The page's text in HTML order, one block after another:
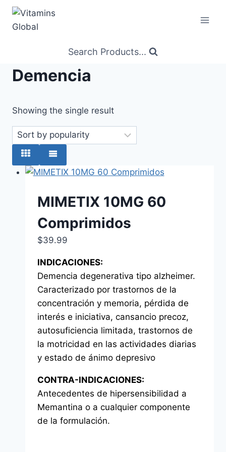
Skip
content
Search Products...
Demencia
Showing the single result
MIMETIX 10MG 60
Comprimidos
$39.99
INDICACIONES:
Demencia degenerativa tipo alzheimer.
Caracterizado por trastornos de la
concentración y memoria, pérdida de
interés e iniciativa, cansancio precoz,
autosuficiencia limitada, trastornos de
la motricidad en las actividades diarias
y estado de ánimo depresivo
CONTRA-INDICACIONES:
Antecedentes de hipersensibilidad a
Memantina o a cualquier componente
de la formulación.